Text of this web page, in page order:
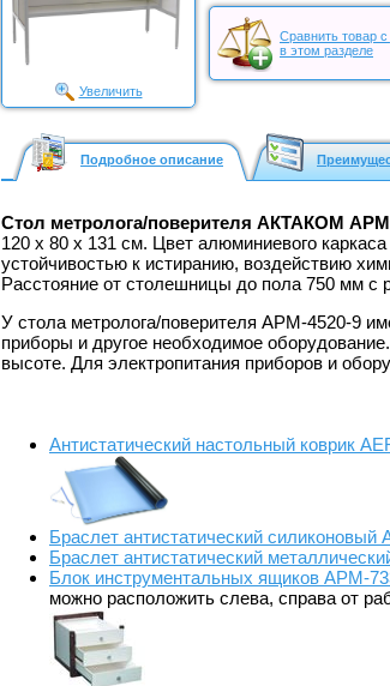
Увеличить
Сравнить товар
в этом разделе
Подробное описание
Стол метролога/поверителя АКТАКОМ
120 x 80 х 131 см. Цвет алюминиевого
устойчивостью к истиранию, воздействию
Расстояние от столешницы до пола 750 мм с
У стола метролога/поверителя АРМ-4520-9
приборы и другое необходимое
высоте. Для электропитания приборов и
Антистатический настольный коврик
Браслет антистатический силиконовый
Браслет антистатический
Блок инструментальных ящиков АРМ-
можно расположить слева, справа от